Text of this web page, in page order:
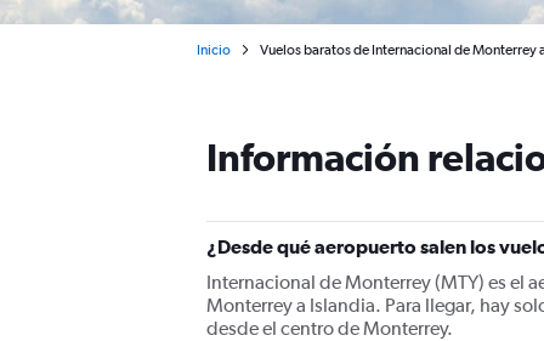
Inicio Vuelos baratos de Internacional de Monterrey
Información
¿Desde qué aeropuerto salen los
Internacional de Monterrey (MTY) es el
Monterrey a Islandia. Para llegar, hay
desde el centro de Monterrey.